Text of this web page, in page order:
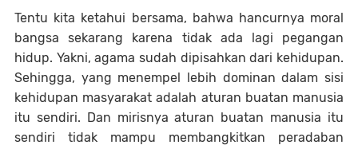
Tentu kita ketahui bersama, bahwa hancurnya moral
bangsa sekarang karena tidak ada lagi pegangan
hidup. Yakni, agama sudah dipisahkan dari kehidupan.
Sehingga, yang menempel lebih dominan dalam sisi
kehidupan masyarakat adalah aturan buatan manusia
itu sendiri. Dan mirisnya aturan buatan manusia itu
sendiri tidak mampu membangkitkan peradaban